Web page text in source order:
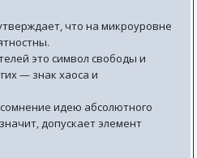
что на микроуровне
это символ свободы и
— знак хаоса и
идею абсолютного
допускает элемент